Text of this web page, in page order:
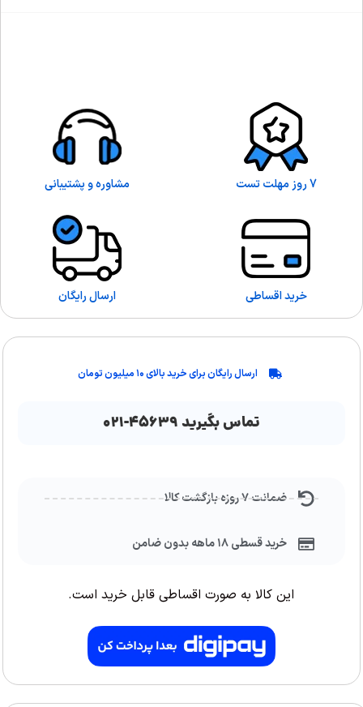
7 روز مهلت تست مشاوره و پشتیبانی
خرید اقساطی ارسال رایگان
ارسال رایگان برای خرید بالای ۱۰ میلیون تومان
تماس بگیرید ۴۵۶۳۹-۰۲۱
ضمانت ۷ روزه بازگشت کالا
خرید قسطی ۱۸ ماهه بدون ضامن
این کالا به صورت اقساطی قابل خرید است.